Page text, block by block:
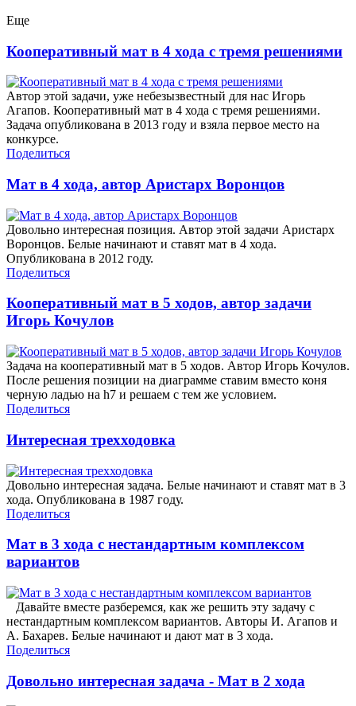
Еще
Кооперативный мат в 4 хода с тремя решениями
Автор этой задачи, уже небезызвестный для нас Игорь
Агапов. Кооперативный мат в 4 хода с тремя решениями.
Задача опубликована в 2013 году и взяла первое место на
конкурсе.
Поделиться
Мат в 4 хода, автор Аристарх Воронцов
Довольно интересная позиция. Автор этой задачи Аристарх
Воронцов. Белые начинают и ставят мат в 4 хода.
Опубликована в 2012 году.
Поделиться
Кооперативный мат в 5 ходов, автор задачи
Игорь Кочулов
Задача на кооперативный мат в 5 ходов. Автор Игорь Кочулов.
После решения позиции на диаграмме ставим вместо коня
черную ладью на h7 и решаем с тем же условием.
Поделиться
Интересная трехходовка
Довольно интересная задача. Белые начинают и ставят мат в 3
хода. Опубликована в 1987 году.
Поделиться
Мат в 3 хода с нестандартным комплексом
вариантов
Давайте вместе разберемся, как же решить эту задачу с
нестандартным комплексом вариантов. Авторы И. Агапов и
А. Бахарев. Белые начинают и дают мат в 3 хода.
Поделиться
Довольно интересная задача - Мат в 2 хода